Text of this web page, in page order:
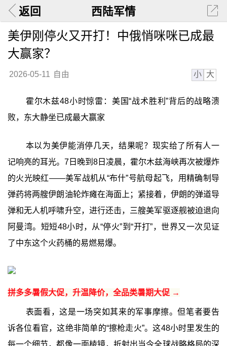
返回 西陆军情
美伊刚停火又开打！中俄悄咪咪已成最
大赢家？
2026-05-11 自由 小 大
霍尔木兹48小时惊雷：美国“战术胜利”背后的战略溃
败，东大静坐已成最大赢家
本以为美伊能消停几天，结果呢？现实给了所有人一
记响亮的耳光。7日晚到8日凌晨，霍尔木兹海峡再次被爆炸
的火光映红——美军战机从“布什”号航母起飞，用精确制导
弹药将两艘伊朗油轮炸瘫在海面上；紧接着，伊朗的弹道导
弹和无人机呼啸升空，进行还击，三艘美军驱逐舰被迫退向
阿曼湾。短短48小时，从“停火”到“开打”，世界又一次见证
了中东这个火药桶的易燃易爆。
拼多多暑假大促，升温降价，全品类暑期大促 →
表面看，这是一场突如其来的军事摩擦。但笔者要告
诉各位看官，这绝非简单的“擦枪走火”。这48小时里发生的
每一个细节，都像一面棱镜，折射出当今全球战略格局的深